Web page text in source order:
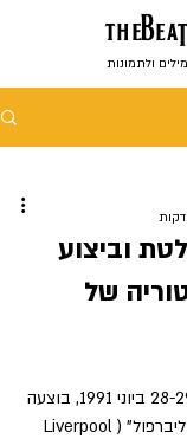
the
ולתמונות
- הקלטת וביצוע
של
החודש לפני 30 שנה, ב-28-29 ביוני 1991, בוצעה
לראשונה "האורטוריה של ליברפול" (Liverpool